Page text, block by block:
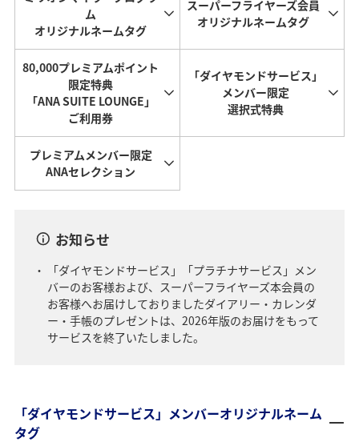
ム
オリジナルネームタグ
スーパーフライヤーズ会員
オリジナルネームタグ
80,000プレミアムポイント
限定特典
「ANA SUITE LOUNGE」
ご利用券
「ダイヤモンドサービス」
メンバー限定
選択式特典
プレミアムメンバー限定
ANAセレクション
お知らせ
「ダイヤモンドサービス」「プラチナサービス」メン
バーのお客様および、スーパーフライヤーズ本会員の
お客様へお届けしておりましたダイアリー・カレンダ
ー・手帳のプレゼントは、2026年版のお届けをもって
サービスを終了いたしました。
「ダイヤモンドサービス」メンバーオリジナルネーム
タグ